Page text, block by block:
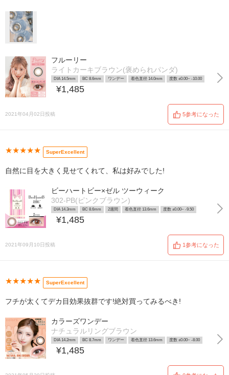
フルーリー
ライトカーキブラウン(褒められパンダ)
DIA 14.5mm BC 8.6mm ワンデー 着色直径 14.0mm 度数 ±0.00~ -10.00
¥1,485
2021年04月02日投稿 5参考になった
★★★★★ SuperExcellent
自然に目を大きく見せてくれて、私は好みでした!
ビーハートビー×ゼル ツーウィーク
302-PB(ピンクブラウン)
DIA 14.3mm BC 8.6mm 2週間 着色直径 13.6mm 度数 ±0.00~ -9.50
¥1,485
2021年09月10日投稿 1参考になった
★★★★★ SuperExcellent
フチが太くてデカ目効果抜群です!絶対買ってみるべき!
カラーズワンデー
ナチュラルリングブラウン
DIA 14.2mm BC 8.7mm ワンデー 着色直径 13.6mm 度数 ±0.00~ -8.00
¥1,485